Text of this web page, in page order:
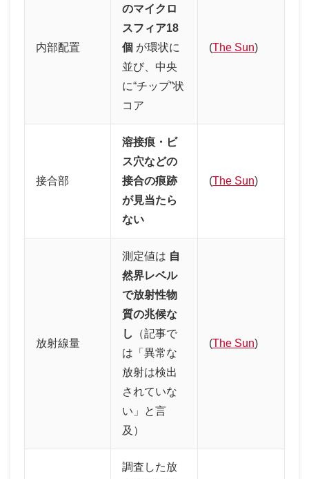
内部配置
のマイクロ
スフィア18
個 が環状に
並び、中央
に“チップ”状
コア
(The Sun)
接合部
溶接痕・ビ
ス穴などの
接合の痕跡
が見当たら
ない
(The Sun)
放射線量
測定値は 自
然界レベル
で放射性物
質の兆候な
し
（記事で
は「異常な
放射は検出
されていな
い」と言
及）
(The Sun)
調査した放